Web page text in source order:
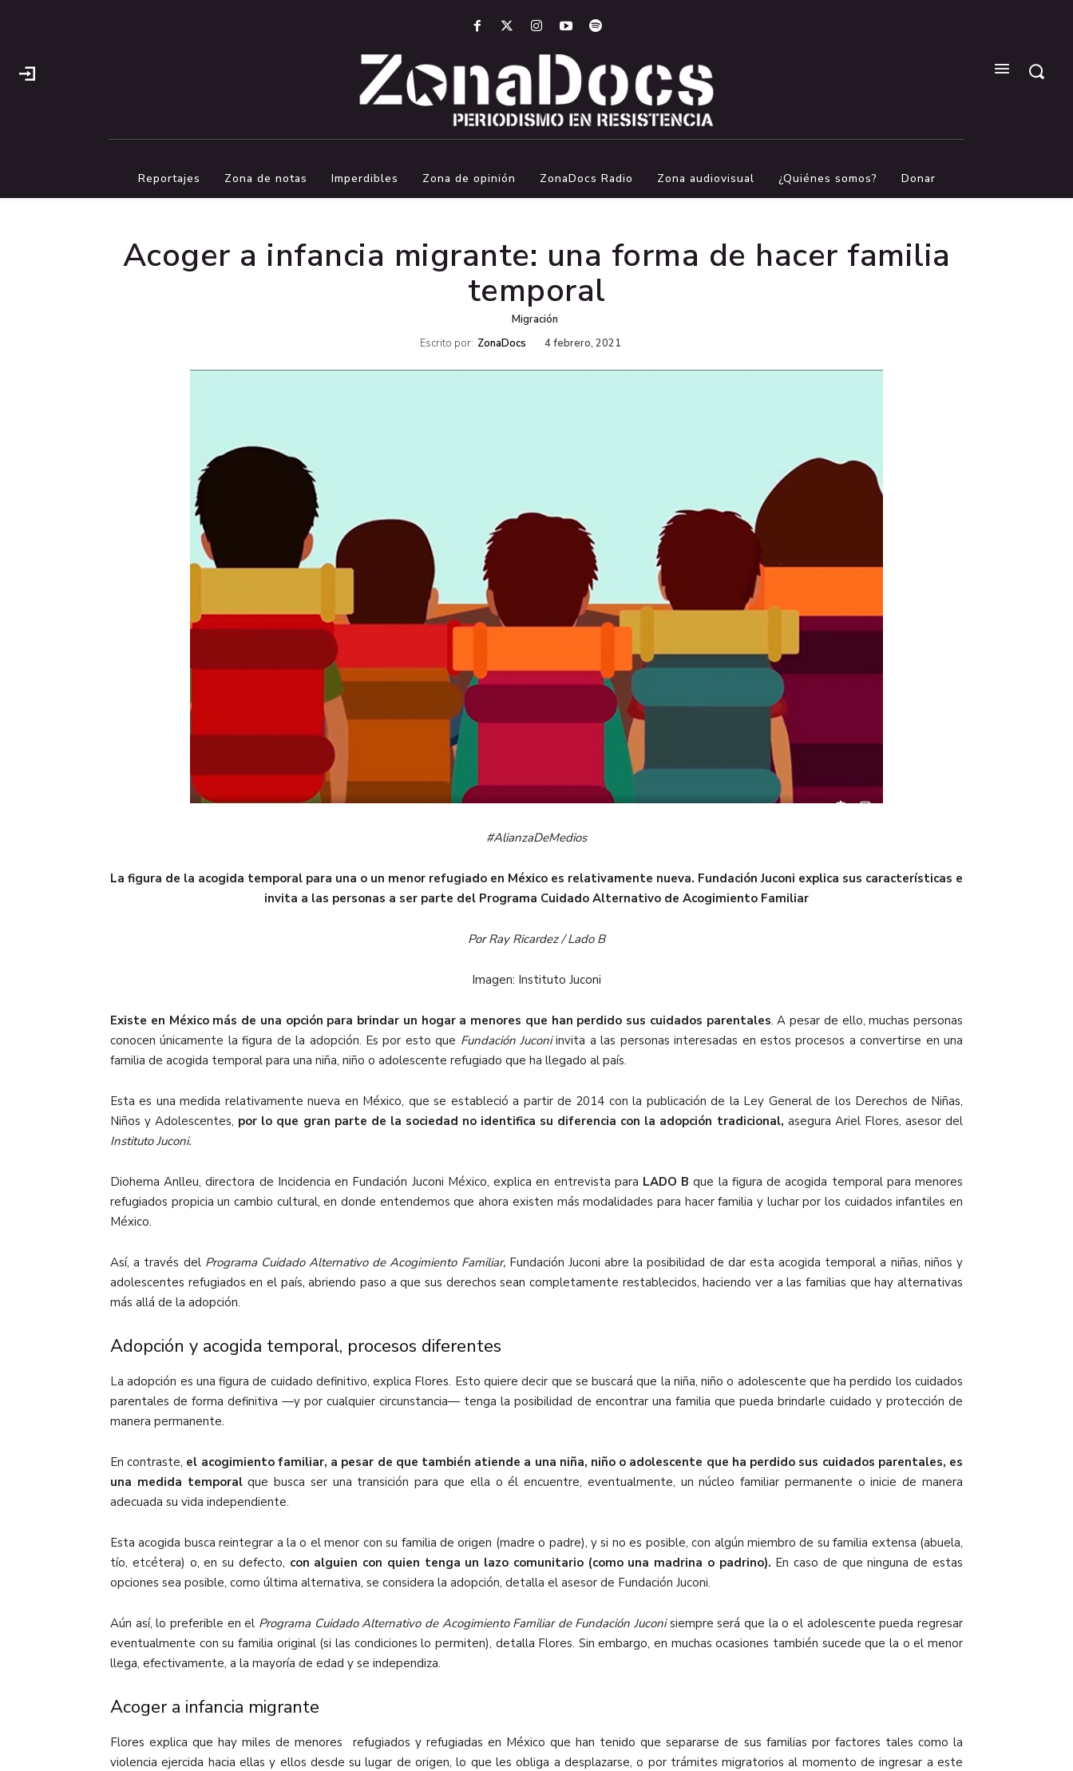
Reportajes Zona de notas Imperdibles Zona de opinión ZonaDocs Radio Zona audiovisual ¿Quiénes somos? Donar
Acoger a infancia migrante: una forma de hacer familia
temporal
Migración
Escrito por: ZonaDocs 4 febrero, 2021
#AlianzaDeMedios
La figura de la acogida temporal para una o un menor refugiado en México es relativamente nueva. Fundación Juconi explica sus características e
invita a las personas a ser parte del Programa Cuidado Alternativo de Acogimiento Familiar
Por Ray Ricardez / Lado B
Imagen: Instituto Juconi
Existe en México más de una opción para brindar un hogar a menores que han perdido sus cuidados parentales. A pesar de ello, muchas personas
conocen únicamente la figura de la adopción. Es por esto que Fundación Juconiinvita a las personas interesadas en estos procesos a convertirse en una
familia de acogida temporal para una niña, niño o adolescente refugiado que ha llegado al país.
Esta es una medida relativamente nueva en México, que se estableció a partir de 2014 con la publicación de la Ley General de los Derechos de Niñas,
Niños y Adolescentes, por lo que gran parte de la sociedad no identifica su diferencia con la adopción tradicional, asegura Ariel Flores, asesor del
Instituto Juconi.
Diohema Anlleu, directora de Incidencia en Fundación Juconi México, explica en entrevista para LADO B que la figura de acogida temporal para menores
refugiados propicia un cambio cultural, en donde entendemos que ahora existen más modalidades para hacer familia y luchar por los cuidados infantiles en
México.
Así, a través del Programa Cuidado Alternativo de Acogimiento Familiar,Fundación Juconi abre la posibilidad de dar esta acogida temporal a niñas, niños y
adolescentes refugiados en el país, abriendo paso a que sus derechos sean completamente restablecidos, haciendo ver a las familias que hay alternativas
más allá de la adopción.
Adopción y acogida temporal, procesos diferentes
La adopción es una figura de cuidado definitivo, explica Flores. Esto quiere decir que se buscará que la niña, niño o adolescente que ha perdido los cuidados
parentales de forma definitiva —y por cualquier circunstancia— tenga la posibilidad de encontrar una familia que pueda brindarle cuidado y protección de
manera permanente.
En contraste, el acogimiento familiar, a pesar de que también atiende a una niña, niño o adolescente que ha perdido sus cuidados parentales, es
una medida temporalque busca ser una transición para que ella o él encuentre, eventualmente, un núcleo familiar permanente o inicie de manera
adecuada su vida independiente.
Esta acogida busca reintegrar a la o el menor con su familia de origen (madre o padre), y si no es posible, con algún miembro de su familia extensa (abuela,
tío, etcétera) o, en su defecto, con alguien con quien tenga un lazo comunitario (como una madrina o padrino). En caso de que ninguna de estas
opciones sea posible, como última alternativa, se considera la adopción, detalla el asesor de Fundación Juconi.
Aún así, lo preferible en el Programa Cuidado Alternativo de Acogimiento Familiar de Fundación Juconisiempre será que la o el adolescente pueda regresar
eventualmente con su familia original (si las condiciones lo permiten), detalla Flores. Sin embargo, en muchas ocasiones también sucede que la o el menor
llega, efectivamente, a la mayoría de edad y se independiza.
Acoger a infancia migrante
Flores explica que hay miles de menores refugiados y refugiadas en México que han tenido que separarse de sus familias por factores tales como la
violencia ejercida hacia ellas y ellos desde su lugar de origen, lo que les obliga a desplazarse, o por trámites migratorios al momento de ingresar a este